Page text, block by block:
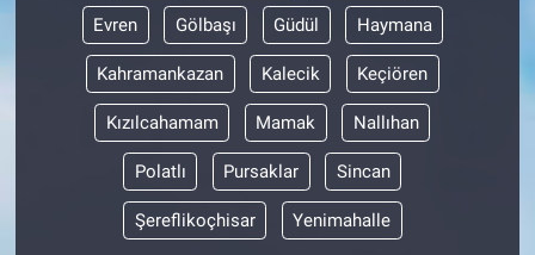
Evren Gölbaşı Güdül Haymana
Kahramankazan Kalecik Keçiören
Kızılcahamam Mamak Nallıhan
Polatlı Pursaklar Sincan
Şereflikoçhisar Yenimahalle